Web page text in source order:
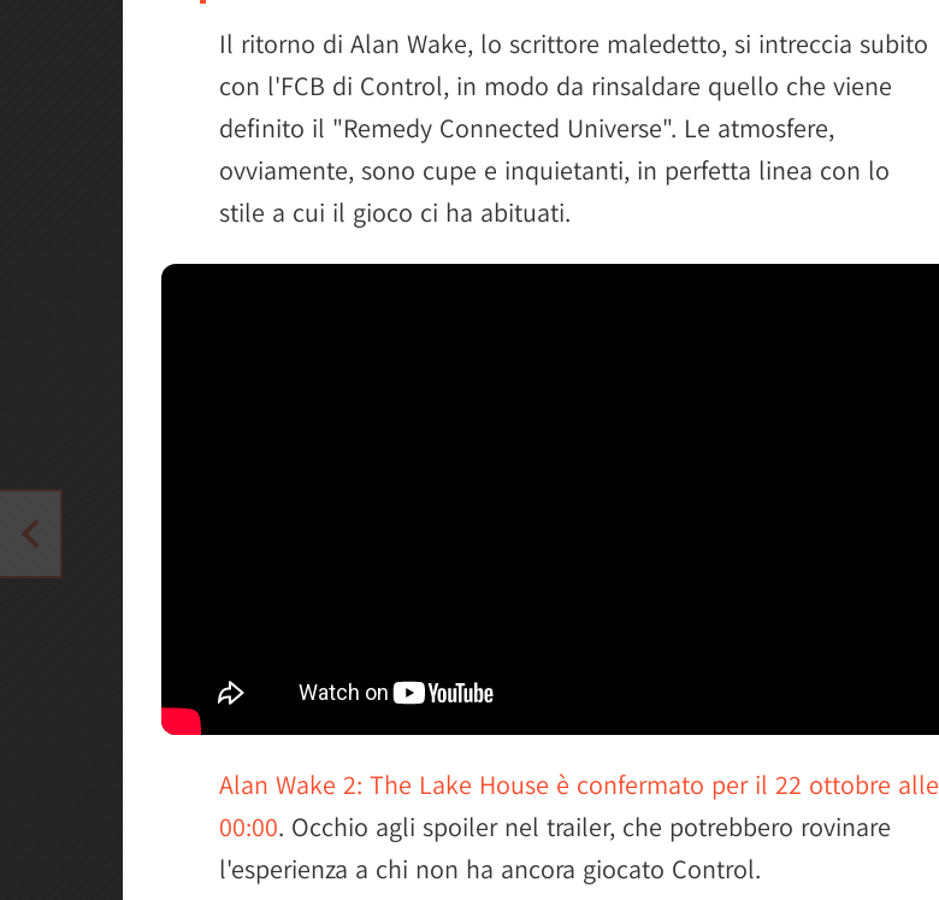
Il ritorno di Alan Wake, lo scrittore maledetto, si intreccia subito
con l'FCB di Control, in modo da rinsaldare quello che viene
definito il "Remedy Connected Universe". Le atmosfere,
ovviamente, sono cupe e inquietanti, in perfetta linea con lo
stile a cui il gioco ci ha abituati.
Alan Wake 2: The Lake House è confermato per il 22 ottobre alle
00:00. Occhio agli spoiler nel trailer, che potrebbero rovinare
l'esperienza a chi non ha ancora giocato Control.